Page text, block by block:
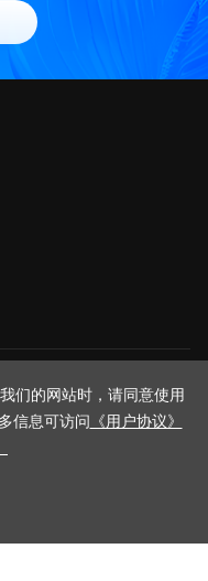
们的网站时，请同意使用
信息可访问 《用户协议》